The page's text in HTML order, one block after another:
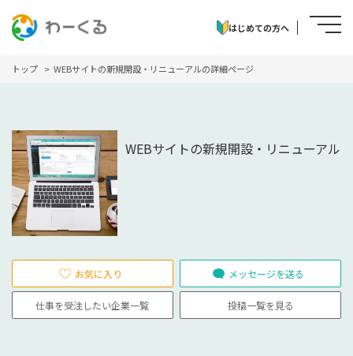
はじめての方へ
トップ WEBサイトの新規開設・リニューアルの詳細ページ
WEBサイトの新規開設・リニューアル
お気に入り メッセージを送る
仕事を受注したい企業一覧 投稿一覧を見る